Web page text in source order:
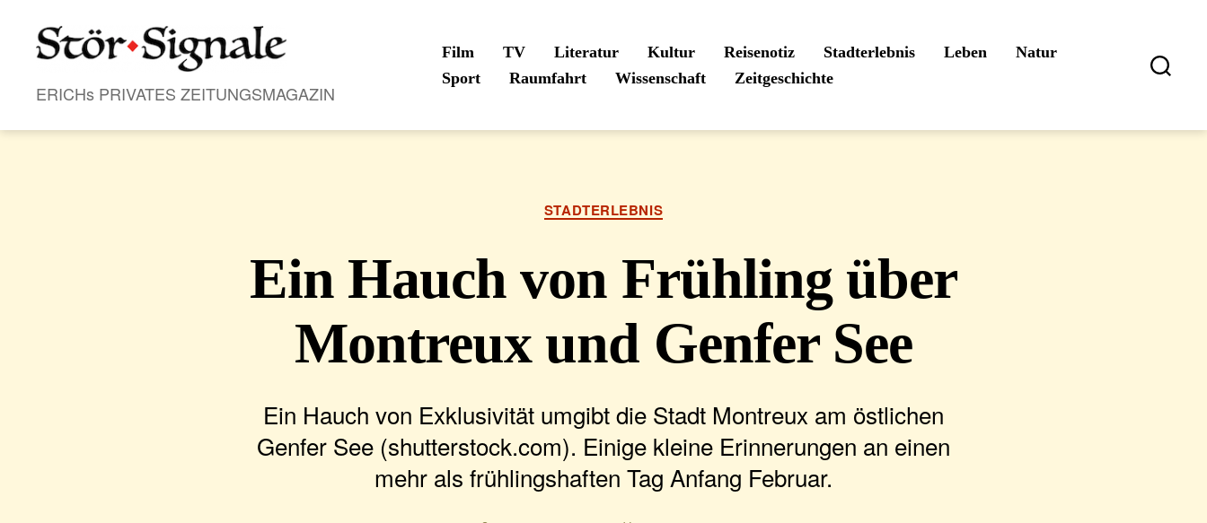
ERICHs PRIVATES ZEITUNGSMAGAZIN
Film TV Literatur Kultur Reisenotiz Stadterlebnis Leben
Natur
Sport
Raumfahrt Wissenschaft Zeitgeschichte
Kategorien
STADTERLEBNIS
Ein Hauch von Frühling über
Montreux und Genfer See
Ein Hauch von Exklusivität umgibt die Stadt Montreux am östlichen
Genfer See (shutterstock.com). Einige kleine Erinnerungen an einen
mehr als frühlingshaften Tag Anfang Februar.